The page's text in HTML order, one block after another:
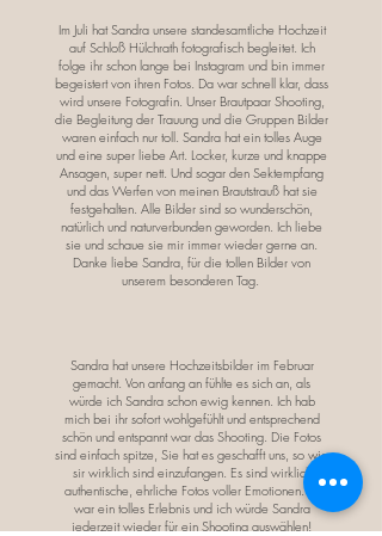
Im Juli hat Sandra unsere standesamtliche Hochzeit
auf Schloß Hülchrath fotografisch begleitet. Ich
folge ihr schon lange bei Instagram und bin immer
begeistert von ihren Fotos. Da war schnell klar, dass
wird unsere Fotografin. Unser Brautpaar Shooting,
die Begleitung der Trauung und die Gruppen Bilder
waren einfach nur toll. Sandra hat ein tolles Auge
und eine super liebe Art. Locker, kurze und knappe
Ansagen, super nett. Und sogar den Sektempfang
und das Werfen von meinen Brautstrauß hat sie
festgehalten. Alle Bilder sind so wunderschön,
natürlich und naturverbunden geworden. Ich liebe
sie und schaue sie mir immer wieder gerne an.
Danke liebe Sandra, für die tollen Bilder von
unserem besonderen Tag.
Sandra hat unsere Hochzeitsbilder im Februar
gemacht. Von anfang an fühlte es sich an, als
würde ich Sandra schon ewig kennen. Ich hab
mich bei ihr sofort wohlgefühlt und entsprechend
schön und entspannt war das Shooting. Die Fotos
sind einfach spitze, Sie hat es geschafft uns, so wie
sir wirklich sind einzufangen. Es sind wirklich
authentische, ehrliche Fotos voller Emotionen. Es
war ein tolles Erlebnis und ich würde Sandra
jederzeit wieder für ein Shooting auswählen!